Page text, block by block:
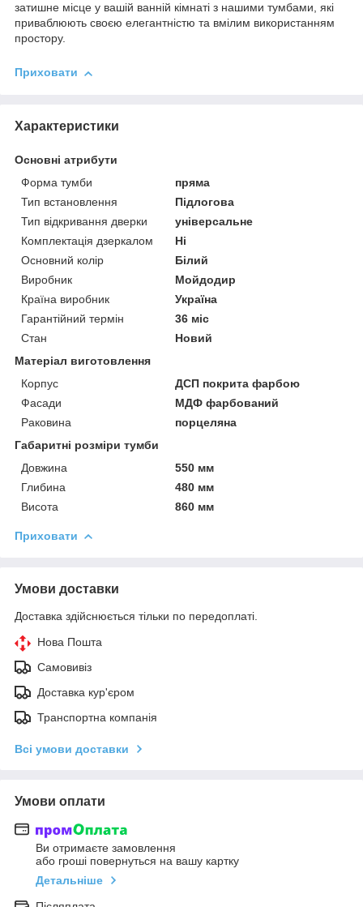
затишне місце у вашій ванній кімнаті з нашими тумбами, які
приваблюють своєю елегантністю та вмілим використанням
простору.
Приховати
Характеристики
Основні атрибути
Форма тумби
пряма
Тип встановлення
Підлогова
Тип відкривання дверки
універсальне
Комплектація дзеркалом
Ні
Основний колір
Білий
Виробник
Мойдодир
Країна виробник
Україна
Гарантійний термін
36 міс
Стан
Новий
Матеріал виготовлення
Корпус
ДСП покрита фарбою
Фасади
МДФ фарбований
Раковина
порцеляна
Габаритні розміри тумби
Довжина
550 мм
Глибина
480 мм
Висота
860 мм
Приховати
Умови доставки
Доставка здійснюється тільки по передоплаті.
Нова Пошта
Самовивіз
Доставка кур'єром
Транспортна компанія
Всі умови доставки
Умови оплати
Ви отримаєте замовлення
або гроші повернуться на вашу картку
Детальніше